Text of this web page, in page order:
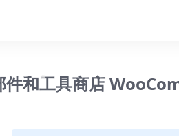
和工具商店